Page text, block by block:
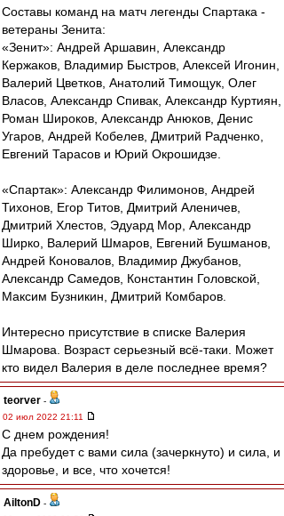
Составы команд на матч легенды Спартака -
ветераны Зенита:
«Зенит»: Андрей Аршавин, Александр
Кержаков, Владимир Быстров, Алексей Игонин,
Валерий Цветков, Анатолий Тимощук, Олег
Власов, Александр Спивак, Александр Куртиян,
Роман Широков, Александр Анюков, Денис
Угаров, Андрей Кобелев, Дмитрий Радченко,
Евгений Тарасов и Юрий Окрошидзе.
«Спартак»: Александр Филимонов, Андрей
Тихонов, Егор Титов, Дмитрий Аленичев,
Дмитрий Хлестов, Эдуард Мор, Александр
Ширко, Валерий Шмаров, Евгений Бушманов,
Андрей Коновалов, Владимир Джубанов,
Александр Самедов, Константин Головской,
Максим Бузникин, Дмитрий Комбаров.
Интересно присутствие в списке Валерия
Шмарова. Возраст серьезный всё-таки. Может
кто видел Валерия в деле последнее время?
teorver -
02 июл 2022 21:11
С днем рождения!
Да пребудет с вами сила (зачеркнуто) и сила, и
здоровье, и все, что хочется!
AiltonD -